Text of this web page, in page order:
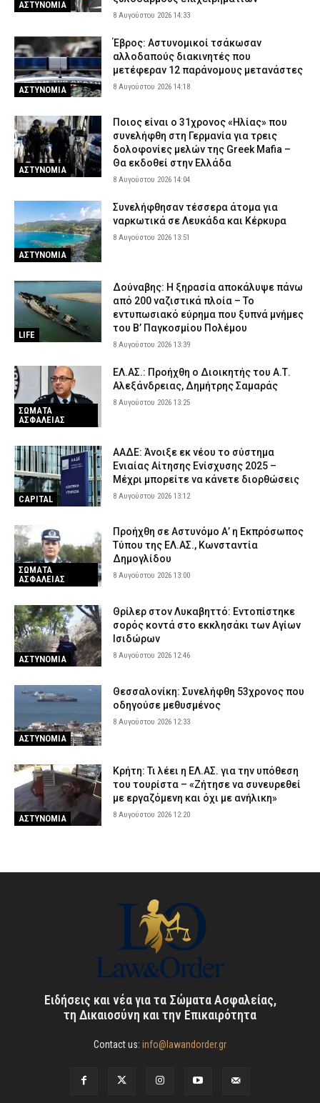
ΑΣΤΥΝΟΜΙΑ
8 Αυγούστου 2026 14:33
ΑΣΤΥΝΟΜΙΑ
Έβρος: Αστυνομικοί τσάκωσαν
αλλοδαπούς διακινητές που
μετέφεραν 12 παράνομους μετανάστες
8 Αυγούστου 2026 14:18
ΑΣΤΥΝΟΜΙΑ
Ποιος είναι ο 31χρονος «Ηλίας» που
συνελήφθη στη Γερμανία για τρεις
δολοφονίες μελών της Greek Mafia –
Θα εκδοθεί στην Ελλάδα
8 Αυγούστου 2026 14:04
ΑΣΤΥΝΟΜΙΑ
Συνελήφθησαν τέσσερα άτομα για
ναρκωτικά σε Λευκάδα και Κέρκυρα
8 Αυγούστου 2026 13:51
LIFE
Δούναβης: Η ξηρασία αποκάλυψε πάνω
από 200 ναζιστικά πλοία – Το
εντυπωσιακό εύρημα που ξυπνά μνήμες
του Β’ Παγκοσμίου Πολέμου
8 Αυγούστου 2026 13:39
ΣΩΜΑΤΑ
ΑΣΦΑΛΕΙΑΣ
ΕΛ.ΑΣ.: Προήχθη ο Διοικητής του Α.Τ.
Αλεξάνδρειας, Δημήτρης Σαμαράς
8 Αυγούστου 2026 13:25
CAPITAL
ΑΑΔΕ: Άνοιξε εκ νέου το σύστημα
Ενιαίας Αίτησης Ενίσχυσης 2025 –
Μέχρι μπορείτε να κάνετε διορθώσεις
8 Αυγούστου 2026 13:12
ΣΩΜΑΤΑ
ΑΣΦΑΛΕΙΑΣ
Προήχθη σε Αστυνόμο Α’ η Εκπρόσωπος
Τύπου της ΕΛ.ΑΣ., Κωνσταντία
Δημογλίδου
8 Αυγούστου 2026 13:00
ΑΣΤΥΝΟΜΙΑ
Θρίλερ στον Λυκαβηττό: Εντοπίστηκε
σορός κοντά στο εκκλησάκι των Αγίων
Ισιδώρων
8 Αυγούστου 2026 12:46
ΑΣΤΥΝΟΜΙΑ
Θεσσαλονίκη: Συνελήφθη 53χρονος που
οδηγούσε μεθυσμένος
8 Αυγούστου 2026 12:33
ΑΣΤΥΝΟΜΙΑ
Κρήτη: Τι λέει η ΕΛ.ΑΣ. για την υπόθεση
του τουρίστα – «Ζήτησε να συνευρεθεί
με εργαζόμενη και όχι με ανήλικη»
8 Αυγούστου 2026 12:20
Ειδήσεις και νέα για τα Σώματα Ασφαλείας,
τη Δικαιοσύνη και την Επικαιρότητα
Contact us: info@lawandorder.gr